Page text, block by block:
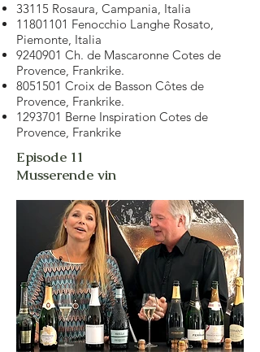
33115 Rosaura, Campania, Italia
11801101 Fenocchio Langhe Rosato,
Piemonte, Italia
9240901 Ch. de Mascaronne Cotes de
Provence, Frankrike.
8051501 Croix de Basson Côtes de
Provence, Frankrike.
1293701 Berne Inspiration Cotes de
Provence, Frankrike
Episode 11
Musserende vin